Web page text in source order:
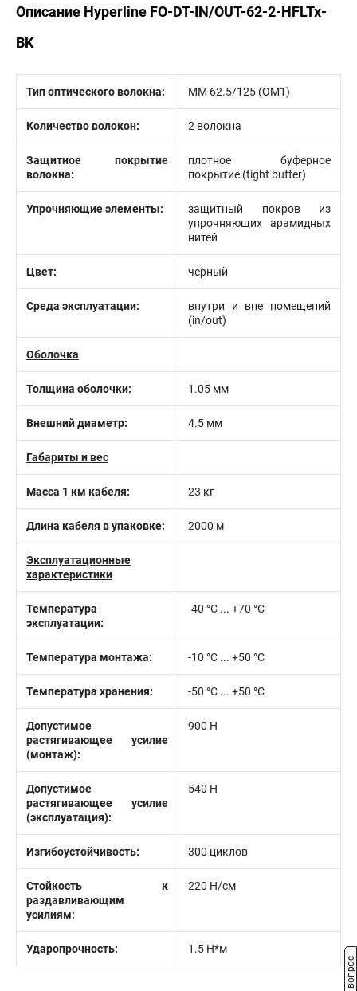
Описание Hyperline FO-DT-IN/OUT-62-2-HFLTx-
BK
Тип оптического волокна: MM 62.5/125 (OM1)
Количество волокон: 2 волокна
Защитное покрытие
волокна:
плотное буферное
покрытие (tight buffer)
Упрочняющие элементы:
защитный покров из
упрочняющих арамидных
нитей
Цвет: черный
Среда эксплуатации:
внутри и вне помещений
(in/out)
Оболочка
Толщина оболочки: 1.05 мм
Внешний диаметр: 4.5 мм
Габариты и вес
Масса 1 км кабеля: 23 кг
Длина кабеля в упаковке: 2000 м
Эксплуатационные
характеристики
Температура
эксплуатации:
-40 °C ... +70 °C
Температура монтажа: -10 °С ... +50 °С
Температура хранения: -50 °C ... +50 °C
Допустимое
растягивающее усилие
(монтаж):
900 Н
Допустимое
растягивающее усилие
(эксплуатация):
540 Н
Изгибоустойчивость: 300 циклов
Стойкость к
раздавливающим
усилиям:
220 Н/см
Ударопрочность: 1.5 Н*м